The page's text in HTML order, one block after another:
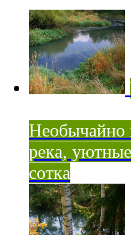
Необычайно
река,
сотка